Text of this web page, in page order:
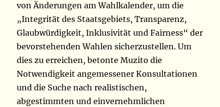
von Änderungen am Wahlkalender, um die
„Integrität des Staatsgebiets, Transparenz,
Glaubwürdigkeit, Inklusivität und Fairness“ der
bevorstehenden Wahlen sicherzustellen. Um
dies zu erreichen, betonte Muzito die
Notwendigkeit angemessener Konsultationen
und die Suche nach realistischen,
abgestimmten und einvernehmlichen